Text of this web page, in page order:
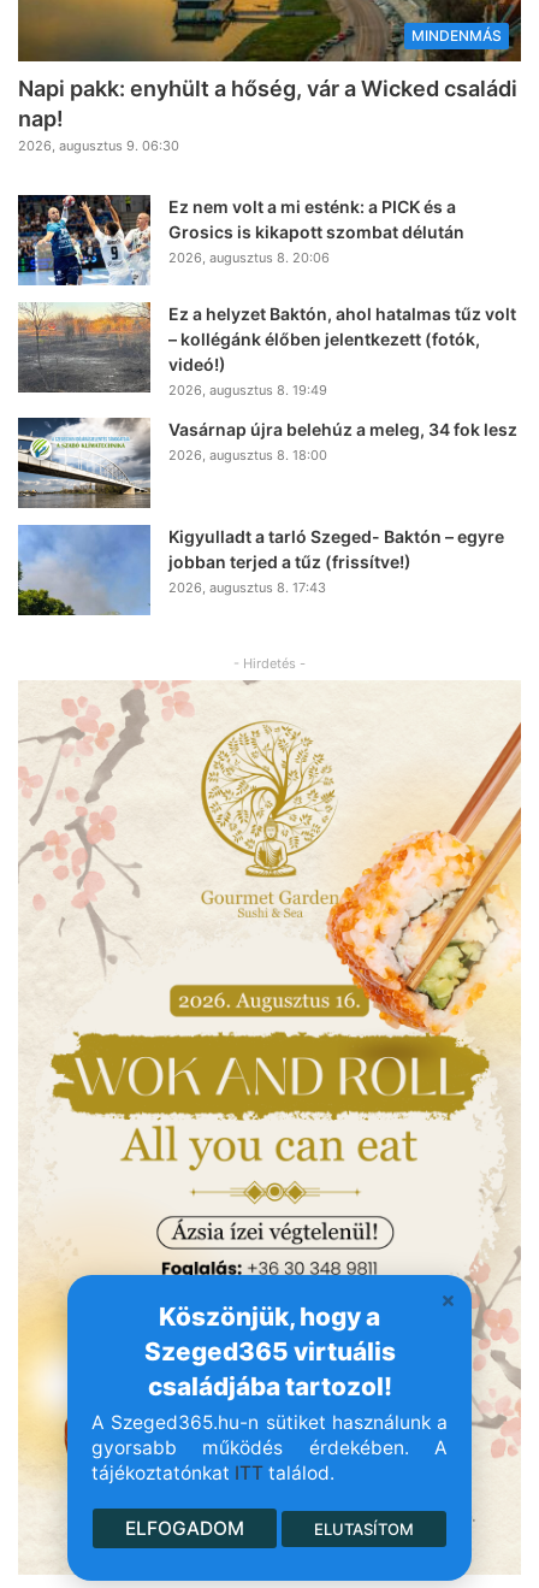
Köszönjük, hogy a
Szeged365 virtuális
családjába tartozol!
A Szeged365.hu-n sütiket használunk a
gyorsabb működés érdekében. A
tájékoztatónkat ITT találod.
ELFOGADOM ELUTASÍTOM
MINDENMÁS
Napi pakk: enyhült a hőség, vár a Wicked családi
nap!
2026, augusztus 9. 06:30
Ez nem volt a mi esténk: a PICK és a
Grosics is kikapott szombat délután
2026, augusztus 8. 20:06
Ez a helyzet Baktón, ahol hatalmas tűz volt
– kollégánk élőben jelentkezett (fotók,
videó!)
2026, augusztus 8. 19:49
Vasárnap újra belehúz a meleg, 34 fok lesz
2026, augusztus 8. 18:00
Kigyulladt a tarló Szeged- Baktón – egyre
jobban terjed a tűz (frissítve!)
2026, augusztus 8. 17:43
- Hirdetés -